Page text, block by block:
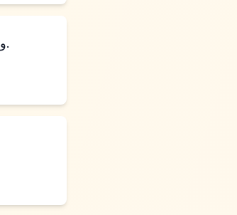
وجميع بيت يوسف، وإخوته، وبيت أبيه. فقط صغارهم، ومواشيهم، وقطعانهم تركوها في أرض جاسان.